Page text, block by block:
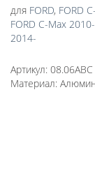
для FORD, FORD
FORD C-Max
2014-
Артикул: 08.06ABC
Материал: